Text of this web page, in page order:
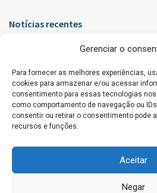
Gerenciar o
Para fornecer as melhores experiências,
cookies para armazenar e/ou acessar
consentimento para essas tecnologias
como comportamento de navegação ou
consentir ou retirar o consentimento pode
recursos e funções.
Aceitar
Negar
Notícias recentes
Agentes de IA
17 DE JUNHO DE 2026
Horário Oficial em
É Tão Importante?